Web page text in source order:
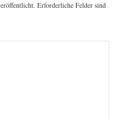
Erforderliche Felder sind